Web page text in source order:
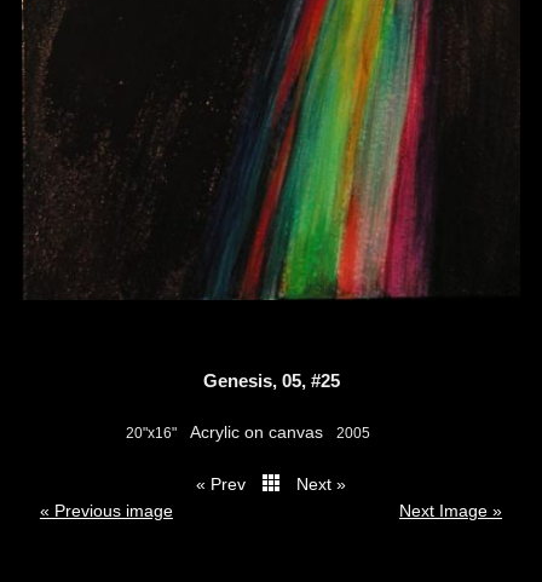
Genesis, 05, #25
20"x16" Acrylic on canvas 2005
« Prev
Next »
« Previous image
Next Image »